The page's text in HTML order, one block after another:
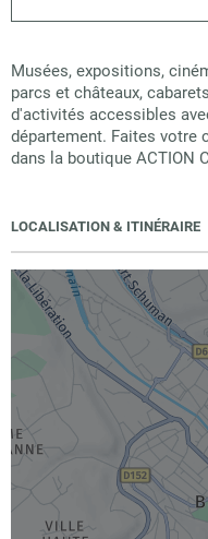
Musées, expositions,
parcs et châteaux,
d'activités accessibles
département. Faites votre
dans la boutique ACTION
LOCALISATION & ITINÉRAIRE